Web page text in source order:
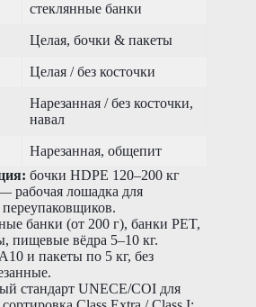
стеклянные банки
Целая, бочки & пакеты
Целая / без косточки
Нарезанная / без косточки,
навал
Нарезанная, общепит
бочки HDPE 120–200 кг
рабочая лошадка для
банки (от 200 г), банки PET,
пищевые вёдра 5–10 кг.
и пакеты по 5 кг, без
стандарт UNECE/COI для